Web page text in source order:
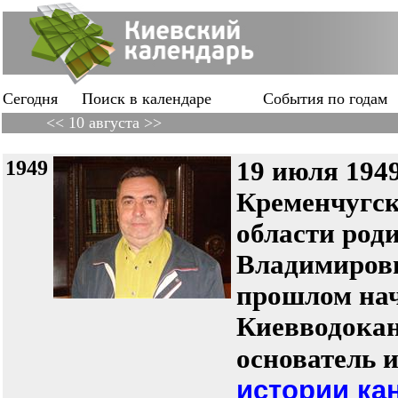
Сегодня Поиск в календаре
События по годам
<< 10 августа >>
1949
19 июля
области
прошлом
основатель
истории